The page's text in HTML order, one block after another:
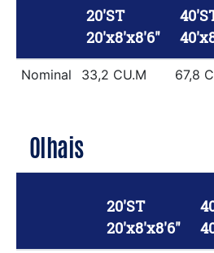
20'ST
20'x8'x8'6"
Nominal 33,2 CU.M 67,8
Olhais
20'ST
20'x8'x8'6"